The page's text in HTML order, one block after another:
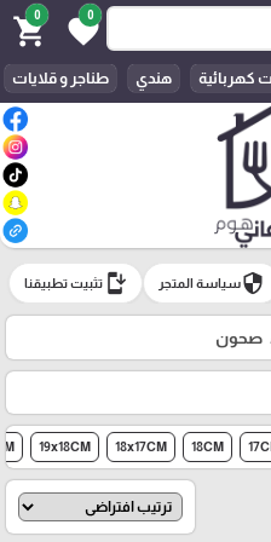
0
favorite
0
shopping_cart
كهربائية هندي طناجر و قلايات
securityسياسة المتجر install_mobile تثبيت تطبيقنا
صحون
18CM
18x17CM
19x18CM